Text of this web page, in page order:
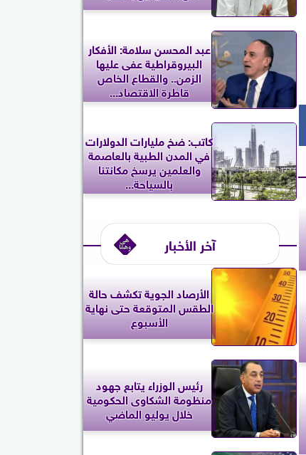
عبد المحسن سلامة: الأفكار
البيروقراطية عفى عليها
الزمن.. والقطاع الخاص
قاطرة الاقتصاد...
كاتب: ضخ مليارات الدولارات
في المدن الطبية بالعاصمة
والعلمين يرسخ مكانتنا
بالسياحة...
آخر الأخبار
الأرصاد الجوية تكشف حالة
الطقس المتوقعة حتى نهاية
الأسبوع
رئيس الوزراء يتابع جهود
منظومة الشكاوى الحكومية
خلال يوليو الماضي